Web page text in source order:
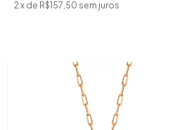
2 x de R$157,50 sem juros